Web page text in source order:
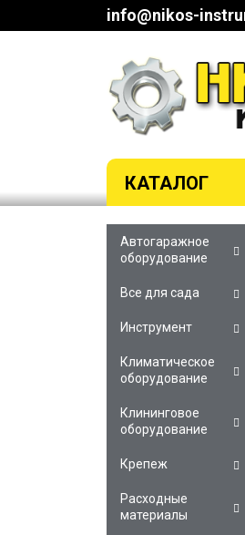
info@nikos-
КАТАЛОГ
Автогаражное
оборудование
Все для сада
Инструмент
Климатическое
оборудование
Клининговое
оборудование
Крепеж
Расходные
материалы